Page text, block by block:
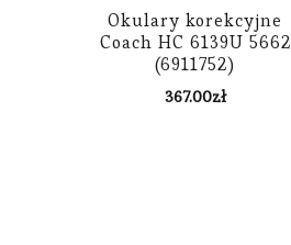
Okulary korekcyjne
Coach HC 6139U 5662
(6911752)
367.00zł